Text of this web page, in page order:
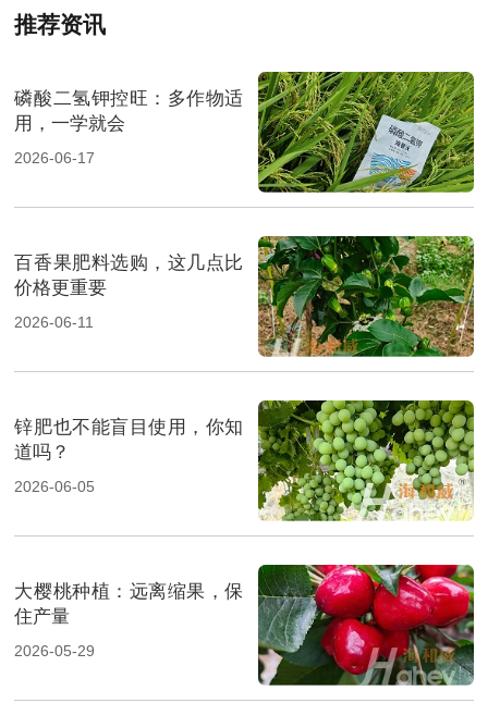
推荐资讯
磷酸二氢钾控旺：多作物适
用，一学就会
2026-06-17
百香果肥料选购，这几点比
价格更重要
2026-06-11
锌肥也不能盲目使用，你知
道吗？
2026-06-05
大樱桃种植：远离缩果，保
住产量
2026-05-29